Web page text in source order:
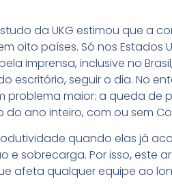
da UKG estimou que a
oito países. Só nos Estados
imprensa, inclusive no
escritório, seguir o dia. No
problema maior: a queda de
ano inteiro, com ou sem
quando elas já
e sobrecarga. Por isso,este
afeta qualquer equipe ao